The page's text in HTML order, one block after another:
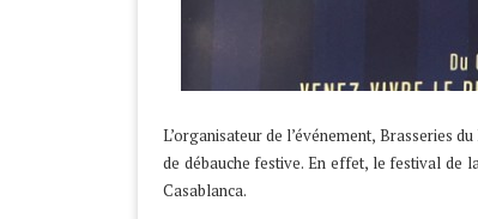
L’organisateur de l’événement, Brasseries
de débauche festive. En effet, le festival de
Casablanca.